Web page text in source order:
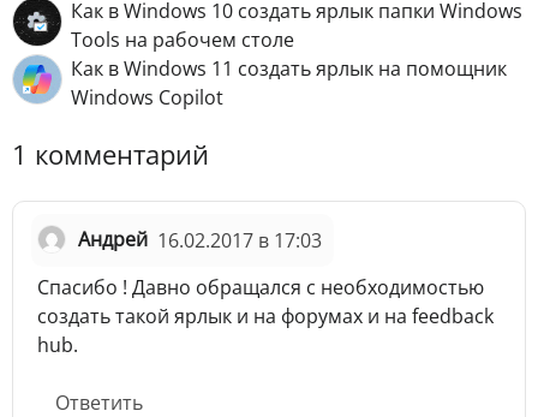
Как в Windows 10 создать ярлык папки Windows
Tools на рабочем столе
Как в Windows 11 создать ярлык на помощник
Windows Copilot
1 комментарий
Андрей 16.02.2017 в 17:03
Спасибо ! Давно обращался с необходимостью
создать такой ярлык и на форумах и на feedback
hub.
Ответить